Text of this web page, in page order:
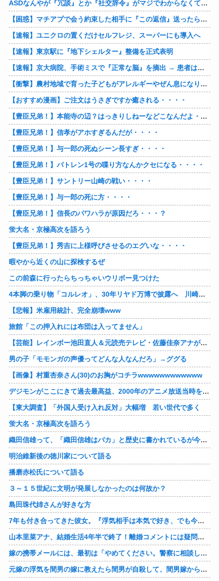
ASDなんやが『冗談』とか『社交辞令』がマジでわからなくて怖い
【困惑】マチアプで会う約束した相手に『この返信』送ったらブロックされたんやが…
【速報】ユニクロの置くだけセルフレジ、スーパーにも導入へ
【速報】東京駅に『地下シェルター』整備を正式表明
【速報】京大病院、手術ミスで『正常な脳』を摘出 → 患者は自発呼吸不可能な植物状態に
【衝撃】農村地域で育った子どもがアレルギーやぜん息になりにくい『農場効果』を引き起こす細菌が判明
【おすすめ漫画】ご注文はうさぎですか癒される・・・・
【豊臣兄弟！】本能寺の辺？はっきりしねーなどこなんだよ・・・・
【豊臣兄弟！】信孝がアホすぎるんだが・・・・
【豊臣兄弟！】与一郎の死ぬシーン長すぎ・・・・
【豊臣兄弟！】パトレン1号の喋り方なんかクセになる・・・・
【豊臣兄弟！】サントリー山崎の戦い・・・・
【豊臣兄弟！】与一郎の死に方・・・・
【豊臣兄弟！】信長のパワハラが原因だろ・・・？
蛍大名・京極高次を語ろう
【豊臣兄弟！】秀吉に上様呼びさせるのエグいな・・・・
暇やから近くの山に探検するぜ
この前森に行ったらちっちゃいウリボー見つけた
4本脚の乗り物「コルレオ」、30年リヤド万博で披露へ 川崎重工が35年発売目指す
【悲報】米雇用統計、完全崩壊www
旅館「この押入れには布団は入ってません」
【芸能】レインボー池田直人＆元読売テレビ・佐藤佳奈アナが結婚
男の子「モモンガの声優ってどんな人なんだろ」→ググる
【画像】村重杏奈さん(30)のお胸がコチラwwwwwwwwwwww
デジモンがここにきて過去最高益、2000年のアニメ放送当時を上回る
【東大調査】「外国人受け入れ反対」大幅増 若い世代で多く
蛍大名・京極高次を語ろう
織田信雄って、「織田信雄はバカ」と歴史に書かれているが今まで家が残っているんでバカではないよな？
明治維新後の徳川家について語る
播磨赤松氏について語る
３～１５世紀に文明が発展しなかったのは何故か？
島田珠代姉さんが好きな方
7年も付き合ってきた彼女。『浮気相手は本気で好き、でも今の生活は壊したくない。あなたは家族で、浮気相手は恋人。それじゃ駄目なの？』人の心なんて持ってなかったｗ
山本里菜アナ、結婚生活4年半で終了！離婚コメントには疑問の声
嫁の携帯メールには、最初は「やめてください。警察に相談します」とかだったけど、最近は「昨日もすごかった。間君のが中でビクピｋ（ｒｙ」とｗ しかも羽目鳥も満載だった！
元嫁の浮気を間男の嫁に教えたら間男が自殺して、間男嫁から感謝されつつ元嫁に『いつ死ぬの？』と笑顔で言われた衝撃